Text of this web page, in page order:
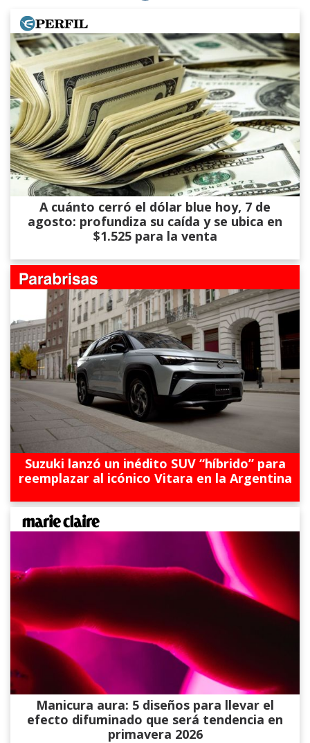
A cuánto cerró el dólar blue hoy, 7 de
agosto: profundiza su caída y se ubica en
$1.525 para la venta
Suzuki lanzó un inédito SUV “híbrido” para
reemplazar al icónico Vitara en la Argentina
Manicura aura: 5 diseños para llevar el
efecto difuminado que será tendencia en
primavera 2026